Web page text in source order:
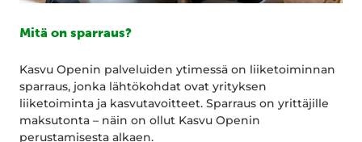
Mitä on sparraus?
Kasvu Openin palveluiden ytimessä on liiketoiminnan
sparraus, jonka lähtökohdat ovat yrityksen
liiketoiminta ja kasvutavoitteet. Sparraus on yrittäjille
maksutonta – näin on ollut Kasvu Openin
perustamisesta alkaen.